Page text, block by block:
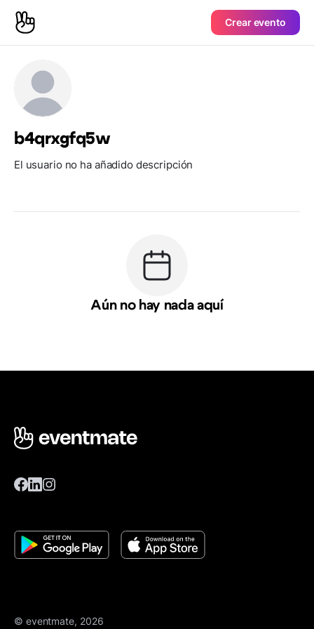
Crear evento
b4qrxgfq5w
El usuario no ha añadido descripción
Aún no hay nada aquí
© eventmate, 2026